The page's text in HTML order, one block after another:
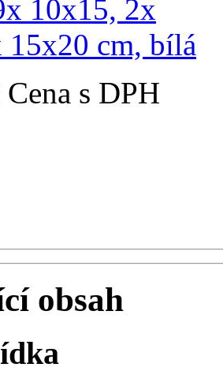
Cena s DPH
obsah